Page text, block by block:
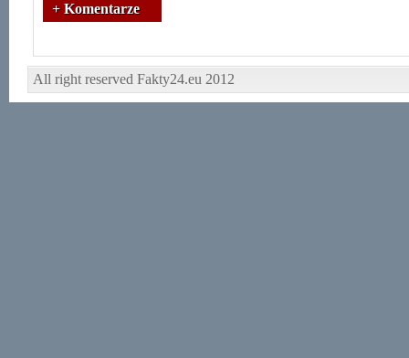
+ Komentarze
All right reserved Fakty24.eu 2012